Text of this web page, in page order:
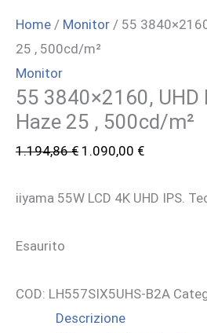
Home / Monitor / 55
25 , 500cd/m²
Monitor
55 3840×2160, UHD
Haze 25 , 500cd/m²
1.194,86€ Il
originale
1.090,00 €Il
attuale
iiyama 55W LCD 4K UHD IPS.
Esaurito
COD: LH557SIX5UHS-B2A
Descrizione